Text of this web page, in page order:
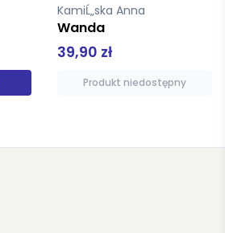
Śnieg-Czaplewska Liliana
69,00 zł
Produkt niedostępny